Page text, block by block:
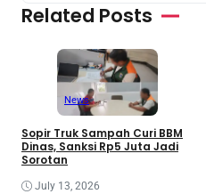
Related Posts
News
Sopir Truk Sampah Curi BBM
Dinas, Sanksi Rp5 Juta Jadi
Sorotan
July 13, 2026